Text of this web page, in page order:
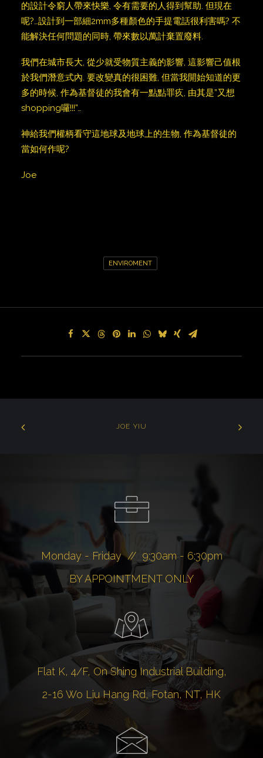
的設計令窮人帶來快樂, 令有需要的人得到幫助. 但現在
呢?…設計到一部細2mm多種顏色的手提電話很利害嗎? 不
能解決任何問題的同時, 帶來數以萬計棄置廢料.
我們在城市長大, 從少就受物質主義的影響, 這影響己值根
於我們潛意式內. 要改變真的很困難, 但當我開始知道的更
多的時候, 作為基督徒的我會有一點點罪疚, 由其是”又想
shopping囉!!!”…
神給我們權柄看守這地球及地球上的生物, 作為基督徒的
當如何作呢?
Joe
ENVIROMENT
JOE YIU
Monday - Friday // 9:30am - 6:30pm
BY APPOINTMENT ONLY
Flat K, 4/F, On Shing Industrial Building,
2-16 Wo Liu Hang Rd, Fotan, NT, HK